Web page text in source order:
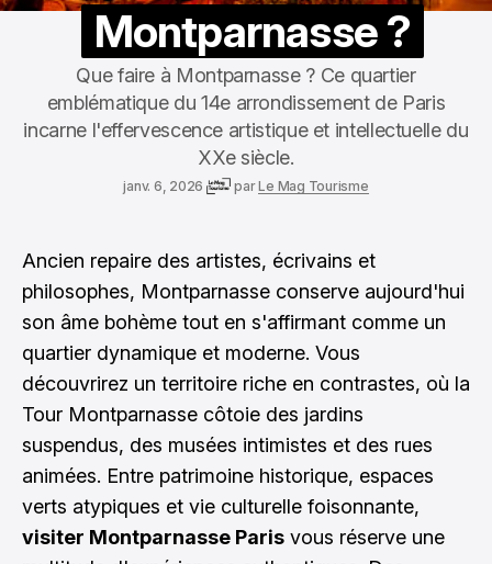
Montparnasse ?
Que faire à Montparnasse ? Ce quartier
emblématique du 14e arrondissement de Paris
incarne l'effervescence artistique et intellectuelle du
XXe siècle.
janv. 6, 2026 parLe Mag Tourisme
Ancien repaire des artistes, écrivains et
philosophes, Montparnasse conserve aujourd'hui
son âme bohème tout en s'affirmant comme un
quartier dynamique et moderne. Vous
découvrirez un territoire riche en contrastes, où la
Tour Montparnasse côtoie des jardins
suspendus, des musées intimistes et des rues
animées. Entre patrimoine historique, espaces
verts atypiques et vie culturelle foisonnante,
visiter Montparnasse Paris vous réserve une